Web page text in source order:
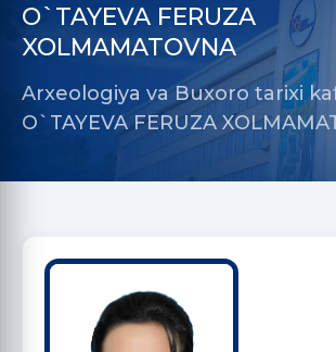
O`TAYEVA FERUZA
XOLMAMATOVNA
Arxeologiya va Buxoro tarixi
O`TAYEVA FERUZA